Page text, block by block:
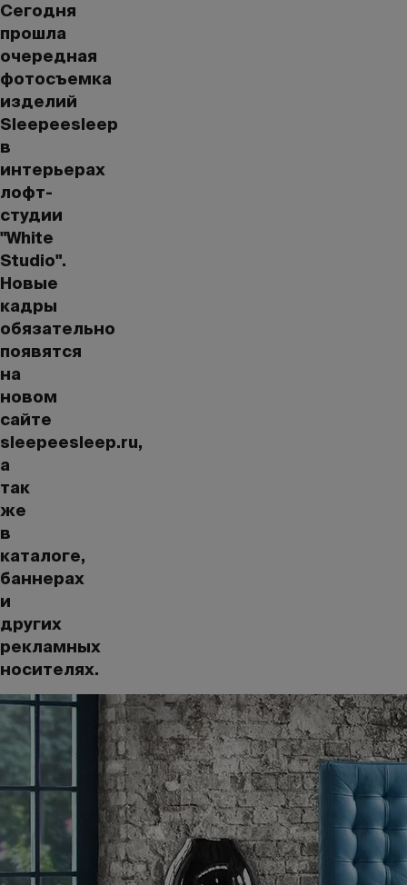
Сегодня
прошла
очередная
фотосъемка
изделий
Sleepeesleep
в
интерьерах
лофт-
студии
"White
Studio".
Новые
кадры
обязательно
появятся
на
новом
сайте
sleepeesleep.ru,
а
так
же
в
каталоге,
баннерах
и
других
рекламных
носителях.